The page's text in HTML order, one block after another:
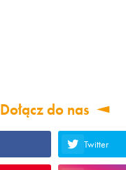
Dołącz do nas
Twitter